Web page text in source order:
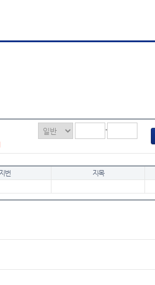
-
지번 지목